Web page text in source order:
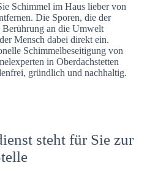
Schimmel im Haus lieber von
Die Sporen, die der
Berührung an die Umwelt
Mensch dabei direkt ein.
Schimmelbeseitigung von
in Oberdachstetten
gründlich und nachhaltig.
steht für Sie zur